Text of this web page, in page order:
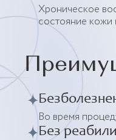
Хроническое
состояние кожи
Во время
Без